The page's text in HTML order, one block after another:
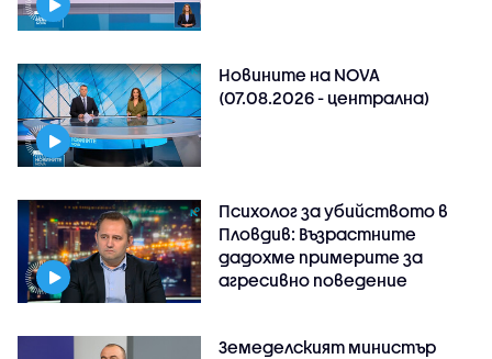
Новините на NOVA
(07.08.2026 - централна)
Психолог за убийството в
Пловдив: Възрастните
дадохме примерите за
агресивно поведение
Земеделският министър